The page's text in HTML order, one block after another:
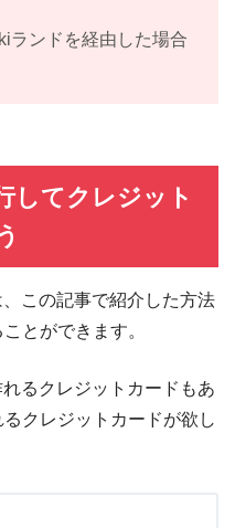
ランドを経由した場合
してクレジット
この記事で紹介した方法
とができます。
るクレジットカードもあ
クレジットカードが欲し